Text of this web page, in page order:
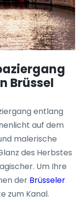
Brüssel
entlang
auf dem
malerische
des Herbstes
Um Ihre
der Brüsseler
zum Kanal.